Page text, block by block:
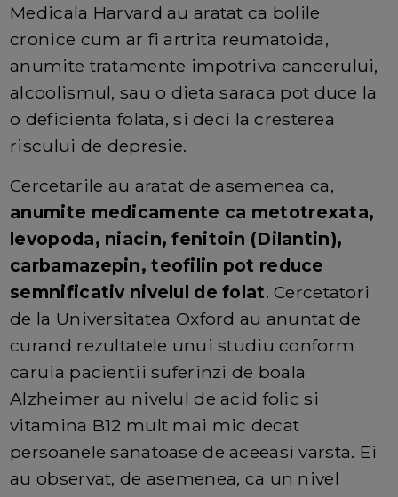
Medicala Harvard au aratat ca bolile
cronice cum ar fi artrita reumatoida,
anumite tratamente impotriva cancerului,
alcoolismul, sau o dieta saraca pot duce la
o deficienta folata, si deci la cresterea
riscului de depresie.
Cercetarile au aratat de asemenea ca,
anumite medicamente ca metotrexata,
levopoda, niacin, fenitoin (Dilantin),
carbamazepin, teofilin pot reduce
semnificativ nivelul de folat. Cercetatori
de la Universitatea Oxford au anuntat de
curand rezultatele unui studiu conform
caruia pacientii suferinzi de boala
Alzheimer au nivelul de acid folic si
vitamina B12 mult mai mic decat
persoanele sanatoase de aceeasi varsta. Ei
au observat, de asemenea, ca un nivel